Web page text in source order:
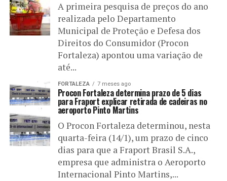
A primeira pesquisa de preços do ano
realizada pelo Departamento
Municipal de Proteção e Defesa dos
Direitos do Consumidor (Procon
Fortaleza) apontou uma variação de
até...
FORTALEZA 7 meses ago
Procon Fortaleza determina prazo de 5 dias
para Fraport explicar retirada de cadeiras no
aeroporto Pinto Martins
O Procon Fortaleza determinou, nesta
quarta-feira (14/1), um prazo de cinco
dias para que a Fraport Brasil S.A.,
empresa que administra o Aeroporto
Internacional Pinto Martins,...